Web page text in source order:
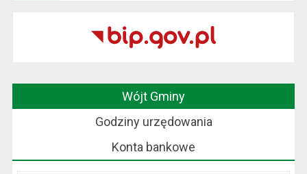
Wójt Gminy
Godziny urzędowania
Konta bankowe